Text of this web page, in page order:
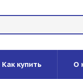
Как купить О